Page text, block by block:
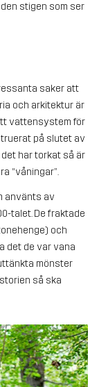
stigen som ser
saker att
och arkitektur är
vattensystem för
på slutet av
har torkat så är
“våningar”.
använts av
talet. De fraktade
och
det de var vana
mönster
så ska